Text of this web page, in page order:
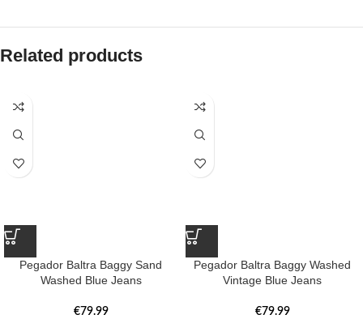
Related products
Pegador Baltra Baggy Sand
Washed Blue Jeans
€79.99
Pegador Baltra Baggy Washed
Vintage Blue Jeans
€79.99